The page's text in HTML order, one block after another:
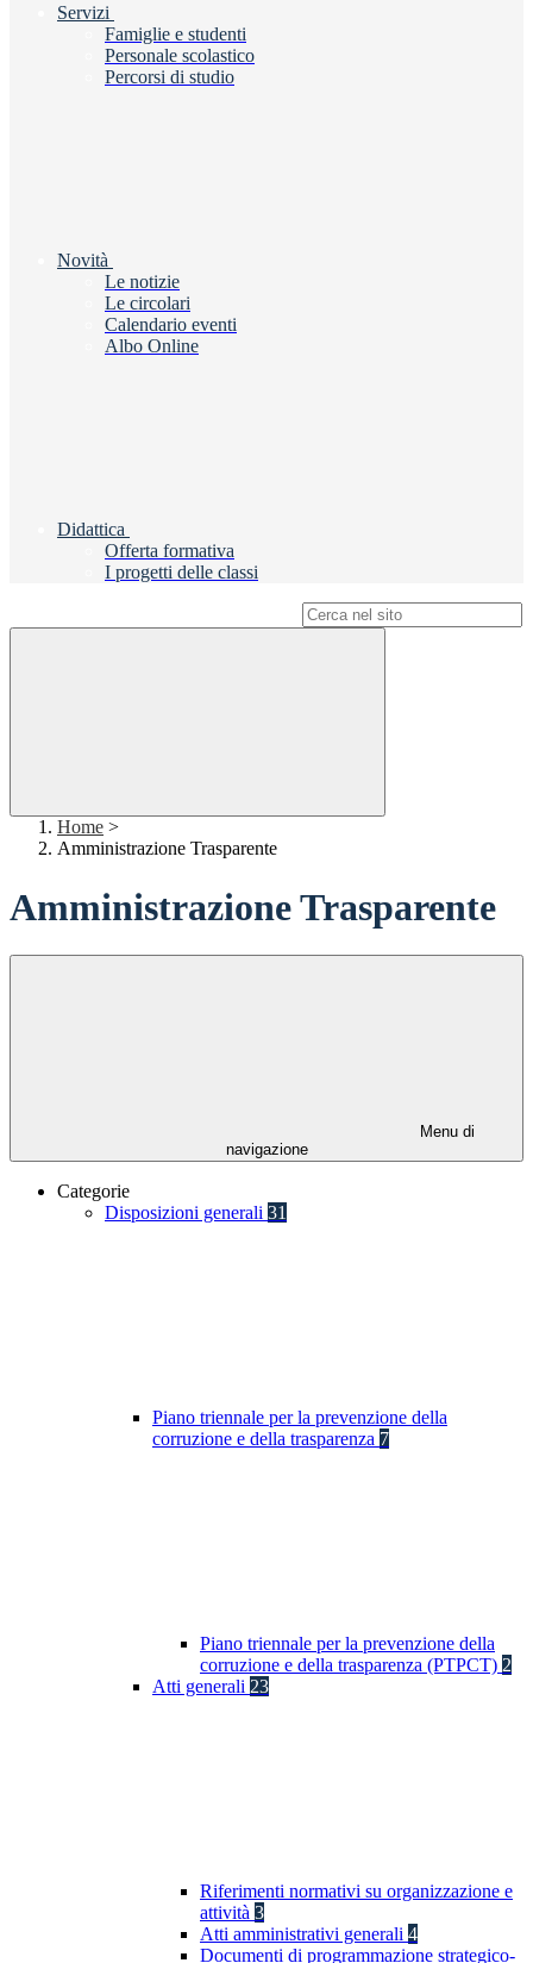
Servizi
Famiglie e studenti
Personale scolastico
Percorsi di studio
Novità
Le notizie
Le circolari
Calendario eventi
Albo Online
Didattica
Offerta formativa
I progetti delle classi
Home >
Amministrazione Trasparente
Amministrazione Trasparente
Menu di
navigazione
Categorie
Disposizioni generali 31
Piano triennale per la prevenzione della
corruzione e della trasparenza 7
Piano triennale per la prevenzione della
corruzione e della trasparenza (PTPCT) 2
Atti generali 23
Riferimenti normativi su organizzazione e
attività 3
Atti amministrativi generali 4
Documenti di programmazione strategico-